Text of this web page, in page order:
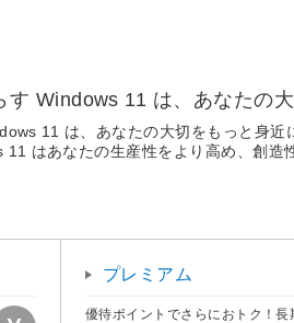
Windows 11 は、あなたの
11 は、あなたの大切をもっと身
はあなたの生産性をより高め、創造
プレミアム
優待ポイントでさらにおトク！長